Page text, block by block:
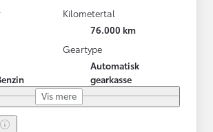
Kilometertal
76.000 km
Geartype
Automatisk
gearkasse
Vis mere